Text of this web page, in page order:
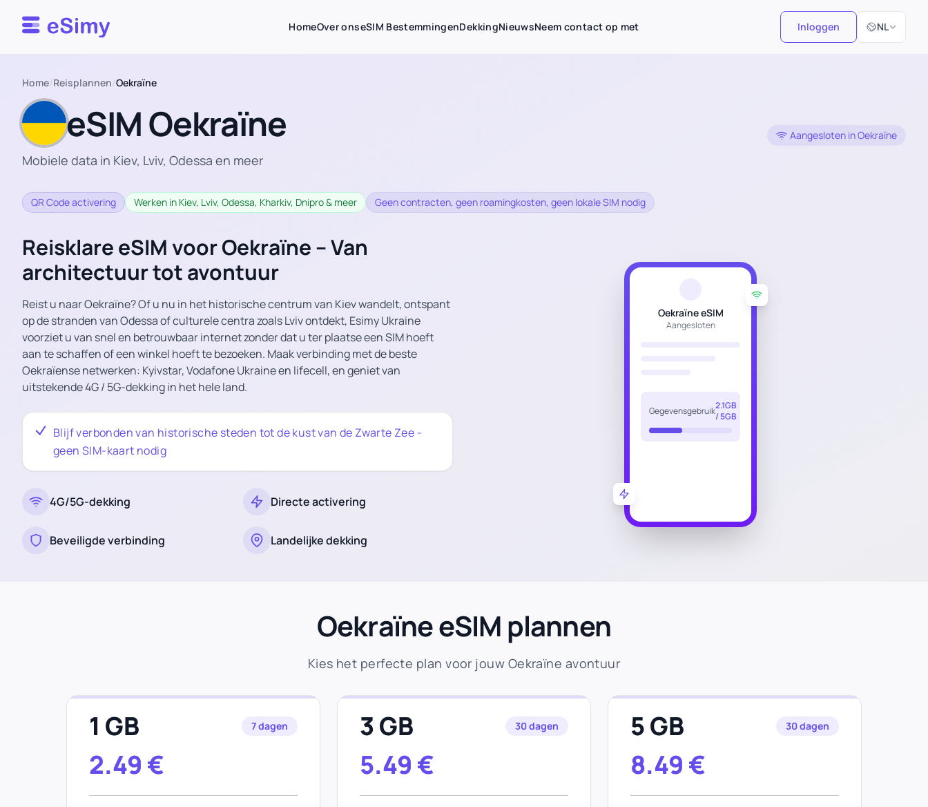
Esimy HomeOver onseSIM BestemmingenDekkingNieuwsNeem contact op met Inloggen NL
Selecteer taal
Home/Reisplannen/Oekraïne
eSIM Oekraïne
Mobiele data in Kiev, Lviv, Odessa en meer
Aangesloten in Oekraïne
QR Code activering Werken in Kiev, Lviv, Odessa, Kharkiv, Dnipro & meer Geen contracten, geen roamingkosten, geen lokale SIM nodig
Reisklare eSIM voor Oekraïne – Van
architectuur tot avontuur
Reist u naar Oekraïne? Of u nu in het historische centrum van Kiev wandelt, ontspant
op de stranden van Odessa of culturele centra zoals Lviv ontdekt, Esimy Ukraine
voorziet u van snel en betrouwbaar internet zonder dat u ter plaatse een SIM hoeft
aan te schaffen of een winkel hoeft te bezoeken. Maak verbinding met de beste
Oekraïense netwerken: Kyivstar, Vodafone Ukraine en lifecell, en geniet van
uitstekende 4G / 5G-dekking in het hele land.
Blijf verbonden van historische steden tot de kust van de Zwarte Zee -
geen SIM-kaart nodig
4G/5G-dekking Directe activering
Beveiligde verbinding Landelijke dekking
Oekraïne eSIM
Aangesloten
Gegevensgebruik2.1GB
/ 5GB
Oekraïne eSIM plannen
Kies het perfecte plan voor jouw Oekraïne avontuur
1 GB 7 dagen
2.49 €
3 GB 30 dagen
5.49 €
5 GB 30 dagen
8.49 €